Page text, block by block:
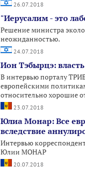
26.07.2018
"Иерусалим - это
Решение министра
неожиданностью.
24.07.2018
Ион Тэбырцэ:
В интервью порталу
европейскими
относительно хорошие
23.07.2018
Юлиа Монар: Все
вследствие
Интервью
Юлии МОНАР
20.07.2018